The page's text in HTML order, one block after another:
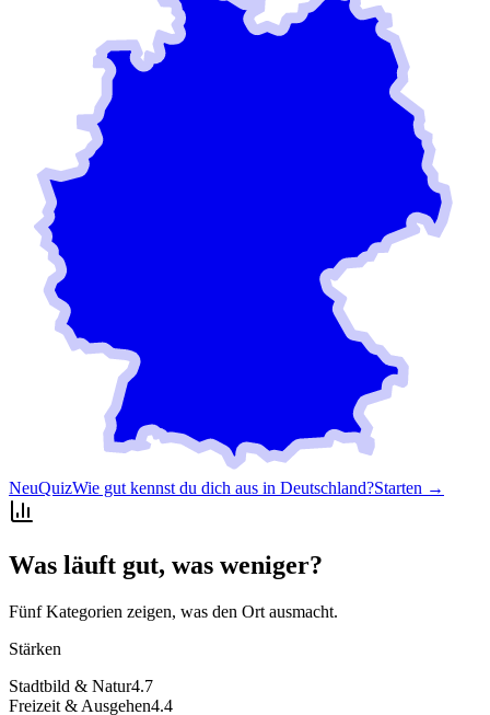
NeuQuizWie gut kennst du dich aus in Deutschland?Starten →
Was läuft gut, was weniger?
Fünf Kategorien zeigen, was den Ort ausmacht.
Stärken
Stadtbild & Natur4.7
Freizeit & Ausgehen4.4